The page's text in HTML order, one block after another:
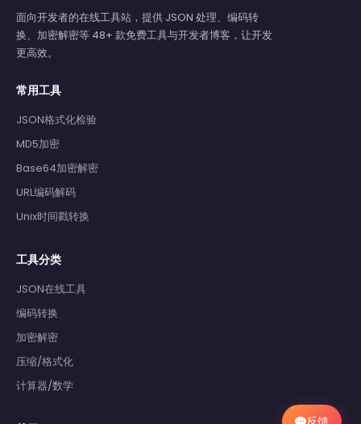
面向开发者的在线工具站，提供 JSON 处理、编码转
换、加密解密等 48+ 款免费工具与开发者博客，让开发
更高效。
常用工具
JSON格式化检验
MD5加密
Base64加密解密
URL编码解码
Unix时间戳转换
工具分类
JSON在线工具
编码转换
加密解密
压缩/格式化
计算器/数学